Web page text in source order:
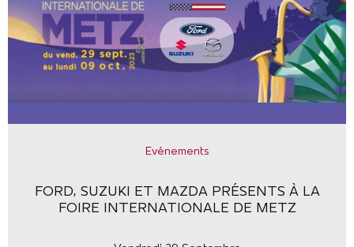
Evénements
FORD, SUZUKI ET MAZDA PRÉSENTS À LA
FOIRE INTERNATIONALE DE METZ